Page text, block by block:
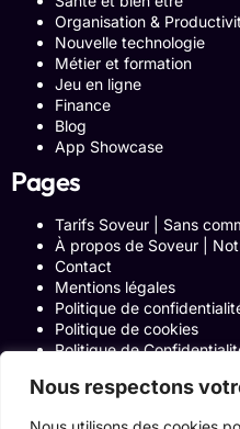
Nous respectons
Organisation &
Nouvelle technologie
Métier et formation
Jeu en ligne
Finance
Blog
App Showcase
Pages
Tarifs Soveur | Sans
À propos de Soveur |
Contact
Mentions légales
Politique de
Politique de cookies
Politique de
Blog